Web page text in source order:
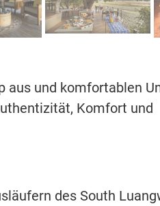
aus und komfortablen
Komfort und
des South